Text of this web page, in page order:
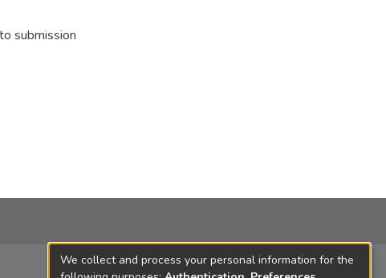
submission
We collect and process your personal information for the